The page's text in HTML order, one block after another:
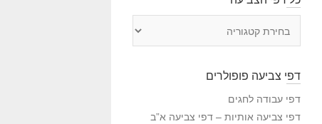
י
ה
צ
דפי צביעה פופולרים
דפי עבודה לחגים
דפי צביעה אותיות – דפי צביעה א”ב